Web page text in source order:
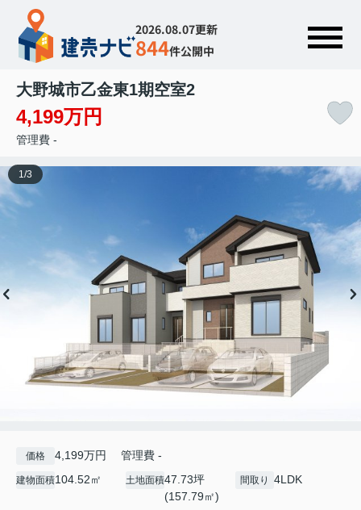
2026.08.07更新
844件公開中
大野城市乙金東1期空室2
4,199万円
管理費 -
1/3
価格 4,199万円 管理費 -
建物面積104.52㎡ 土地面積47.73坪
(157.79㎡)
間取り 4LDK